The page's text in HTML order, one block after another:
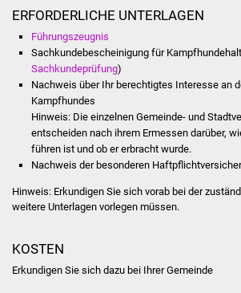
Ärzte
Pflege
ÖPNV
ERFORDERLICHE UNTERLAGEN
Führungszeugnis
Sachkundebescheinigung für
Sachkundeprüfung)
Nachweis über Ihr berechtigtes Interesse an
Kampfhundes
Hinweis: Die einzelnen Gemeinde- und
entscheiden nach ihrem Ermessen darüber,
führen ist und ob er erbracht wurde.
Nachweis der besonderen
Hinweis: Erkundigen Sie sich vorab bei der
weitere Unterlagen vorlegen müssen.
KOSTEN
Erkundigen Sie sich dazu bei Ihrer Gemeinde